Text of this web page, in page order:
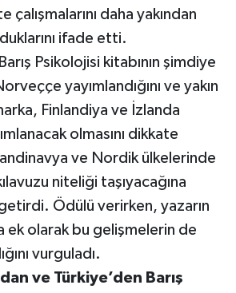
daha yakından
ifade etti.
Psikolojisi kitabının şimdiye
yayımlandığını ve yakın
Finlandiya ve İzlanda
olmasını dikkate
ve Nordik ülkelerinde
niteliği taşıyacağına
getirdi. Ödülü verirken, yazarın
ek olarak bu gelişmelerin de
vurguladı.
ve Türkiye’den Barış